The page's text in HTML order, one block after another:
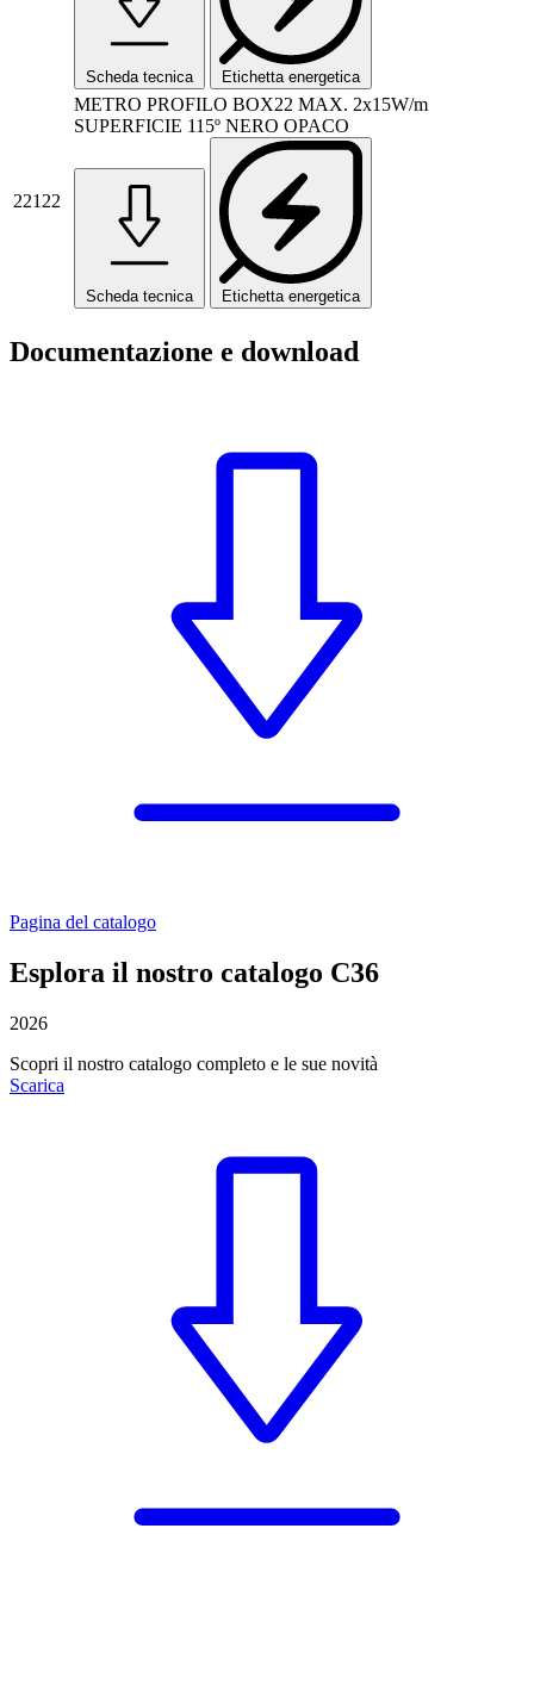
Scheda tecnica Etichetta energetica
22122
METRO PROFILO BOX22 MAX. 2x15W/m
SUPERFICIE 115º NERO OPACO
Scheda tecnica Etichetta energetica
Documentazione e download
Pagina del catalogo
Esplora il nostro catalogo C36
2026
Scopri il nostro catalogo completo e le sue novità
Scarica